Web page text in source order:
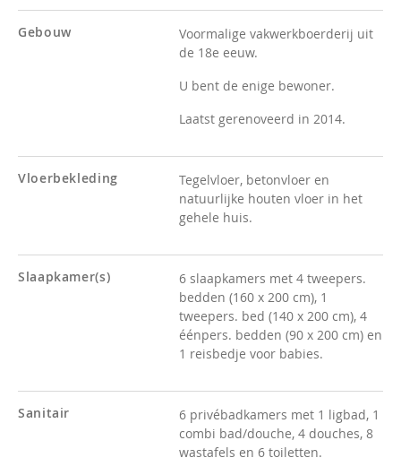
Gebouw
Voormalige vakwerkboerderij uit
de 18e eeuw.
U bent de enige bewoner.
Laatst gerenoveerd in 2014.
Vloerbekleding
Tegelvloer, betonvloer en
natuurlijke houten vloer in het
gehele huis.
Slaapkamer(s)
6 slaapkamers met 4 tweepers.
bedden (160 x 200 cm), 1
tweepers. bed (140 x 200 cm), 4
éénpers. bedden (90 x 200 cm) en
1 reisbedje voor babies.
Sanitair
6 privébadkamers met 1 ligbad, 1
combi bad/douche, 4 douches, 8
wastafels en 6 toiletten.